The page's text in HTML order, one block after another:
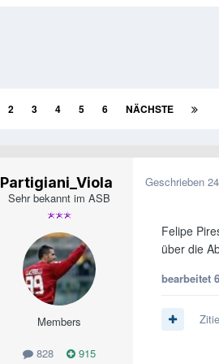
2 3 4 5 6 NÄCHSTE
Partigiani_Viola
Sehr bekannt im ASB
Members
828 915
Geschrieben
Felipe
über die
bearbeitet